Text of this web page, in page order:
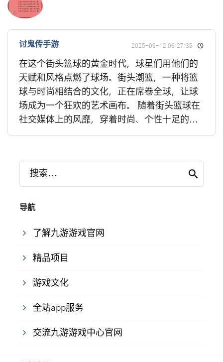
讨鬼传手游 2025-06-12 06:27:35
在这个街头篮球的黄金时代，球星们用他们的
天赋和风格点燃了球场。街头潮篮，一种将篮
球与时尚相结合的文化，正在席卷全球，让球
场成为一个狂欢的艺术画布。 随着街头篮球在
社交媒体上的风靡，穿着时尚、个性十足的...
搜索...
导航
了解九游游戏官网
精品项目
游戏文化
全站app服务
交流九游游戏中心官网